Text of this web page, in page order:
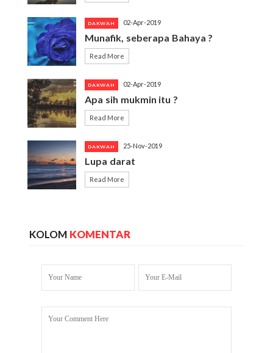
DAKWAH 02-Apr-2019
Munafik, seberapa Bahaya ?
Read More
DAKWAH 02-Apr-2019
Apa sih mukmin itu ?
Read More
DAKWAH 25-Nov-2019
Lupa darat
Read More
KOLOM KOMENTAR